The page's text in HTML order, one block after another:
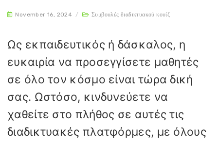
November 16, 2024 / Συμβουλές διαδικτυακού κουίζ
Ως εκπαιδευτικός ή δάσκαλος, η
ευκαιρία να προσεγγίσετε μαθητές
σε όλο τον κόσμο είναι τώρα δική
σας. Ωστόσο, κινδυνεύετε να
χαθείτε στο πλήθος σε αυτές τις
διαδικτυακές πλατφόρμες, με όλους